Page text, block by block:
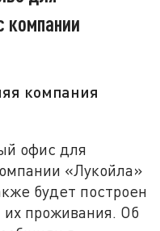
компании
компания
офис для
«Лукойла»
будет построен
проживания. Об